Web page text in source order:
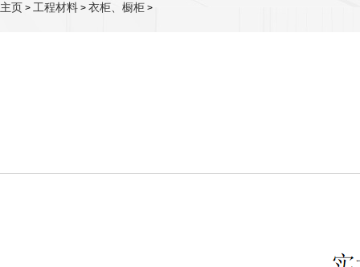
主页 > 工程材料 > 衣柜、橱柜 >